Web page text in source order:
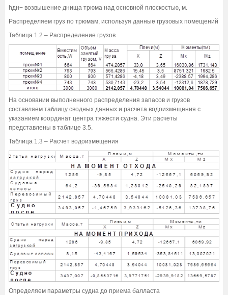
hдн− возвышение днища трюма над основной плоскостью, м.
Распределяем груз по трюмам, используя данные грузовых помещений
Таблица 1.2 – Распределение грузов
На основании выполненного распределения запасов и грузов
составляем таблицу сводных данных и расчета водоизмещения с
указанием координат центра тяжести судна. Эти расчеты
представлены в таблице 3.5.
Таблица 1.3 – Расчет водоизмещения
Определяем параметры судна до приема балласта